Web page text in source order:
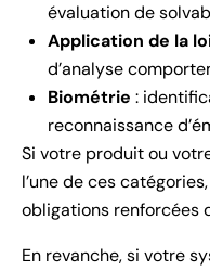
évaluation de
Application de la
d’analyse
Biométrie :
reconnaissance
Si votre produit ou
l’une de ces
obligations renforcées
En revanche, si votre